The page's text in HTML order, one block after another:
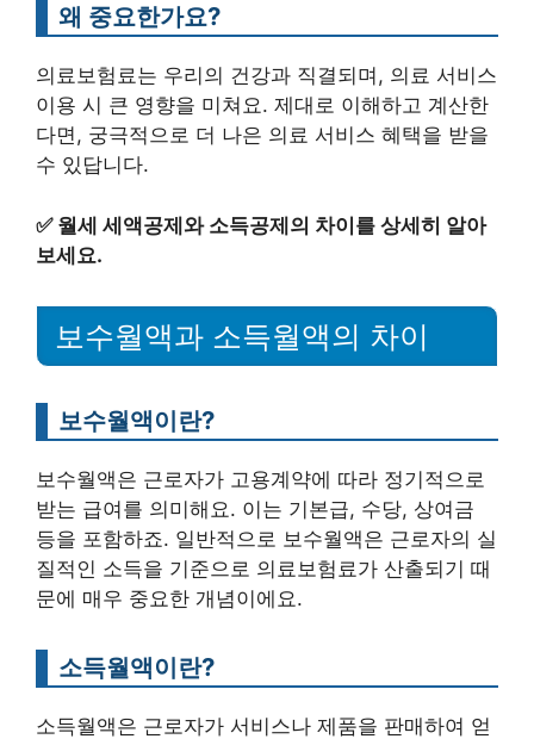
왜 중요한가요?
의료보험료는 우리의 건강과 직결되며, 의료 서비스
이용 시 큰 영향을 미쳐요. 제대로 이해하고 계산한
다면, 궁극적으로 더 나은 의료 서비스 혜택을 받을
수 있답니다.
✅ 월세 세액공제와 소득공제의 차이를 상세히 알아
보세요.
보수월액과 소득월액의 차이
보수월액이란?
보수월액은 근로자가 고용계약에 따라 정기적으로
받는 급여를 의미해요. 이는 기본급, 수당, 상여금
등을 포함하죠. 일반적으로 보수월액은 근로자의 실
질적인 소득을 기준으로 의료보험료가 산출되기 때
문에 매우 중요한 개념이에요.
소득월액이란?
소득월액은 근로자가 서비스나 제품을 판매하여 얻